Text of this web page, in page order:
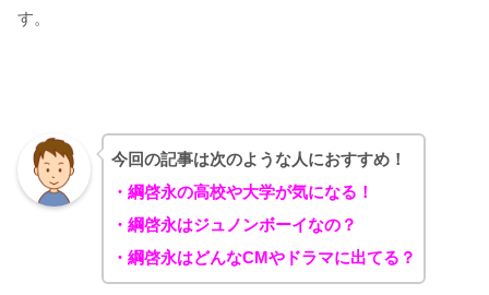
す。
今回の記事は次のような人におすすめ！
・綱啓永の高校や大学が気になる！
・綱啓永はジュノンボーイなの？
・綱啓永はどんなCMやドラマに出てる？